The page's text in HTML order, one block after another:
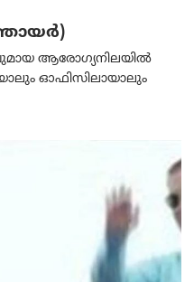
ഞായര്‍)
ആരോഗ്യനിലയിൽ
ഓഫിസിലായാലും